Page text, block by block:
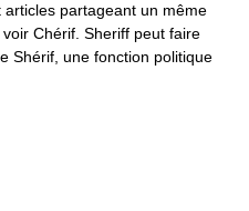
partageant un même
Chérif. Sheriff peut faire
Shérif, une fonction politique